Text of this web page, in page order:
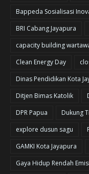
Bappeda Sosialisasi
BRI Cabang Jayapura
capacity building
Clean Energy Day
Dinas Pendidikan Kota
Ditjen Bimas Katolik
DPR Papua
Dukung
explore dusun sagu
GAMKI Kota Jayapura
Gaya Hidup Rendah Emisi